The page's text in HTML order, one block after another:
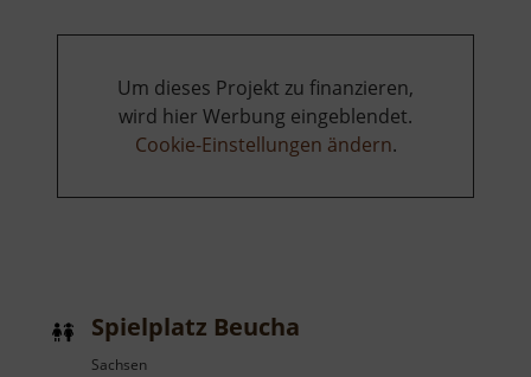
Um dieses Projekt zu finanzieren,
wird hier Werbung eingeblendet.
Cookie-Einstellungen ändern.
Spielplatz Beucha
Sachsen